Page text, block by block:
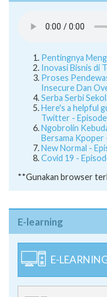
Pentingnya
Inovasi Bisnis di
Proses
Insecure Dan
Serba Serbi
Here's a helpful
Twitter -
Ngobrolin
Bersama Kpoper
New Normal -
Covid 19 -
**Gunakan browser
E-learning
E-